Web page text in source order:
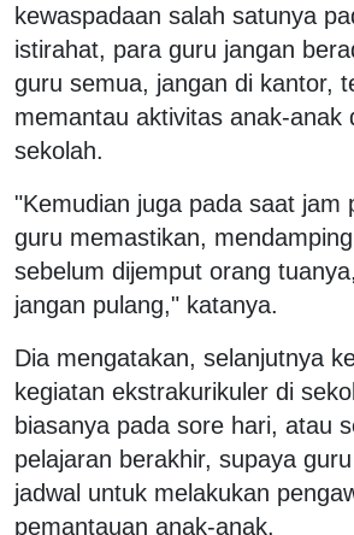
kewaspadaan salah satunya
istirahat, para guru jangan
guru semua, jangan di kantor,
memantau aktivitas anak-anak
sekolah.
"Kemudian juga pada saat jam
guru memastikan,
sebelum dijemput orang
jangan pulang," katanya.
Dia mengatakan, selanjutnya
kegiatan ekstrakurikuler di
biasanya pada sore hari, atau
pelajaran berakhir, supaya
jadwal untuk melakukan
pemantauan anak-anak.